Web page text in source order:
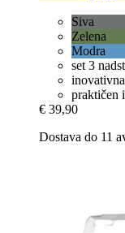
Siva
Zelena
Modra
set 3
praktičen
€ 39,90
Dostava do 11